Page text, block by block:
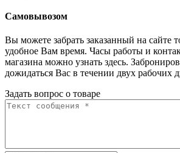
Самовывозом
Вы можете забрать заказанный на сайте
удобное Вам время. Часы работы и
магазина можно узнать здесь.
дожидаться Вас в течении двух рабочих
Задать вопрос о товаре